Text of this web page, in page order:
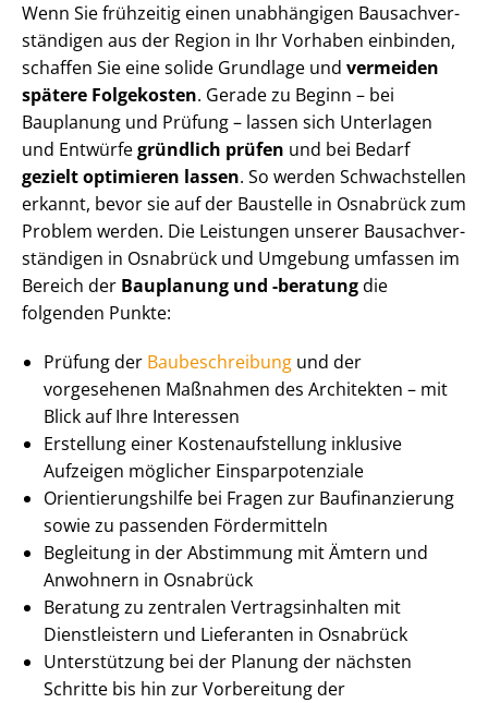
Wenn Sie frühzeitig einen unabhängigen Bau­sach­ver­
stän­di­gen aus der Region in Ihr Vorhaben einbinden,
schaffen Sie eine solide Grundlage und vermeiden
spätere Folgekosten. Gerade zu Beginn – bei
Bauplanung und Prüfung – lassen sich Unterlagen
und Entwürfegründlich prüfen und bei Bedarf
gezielt optimieren lassen. So werden Schwachstellen
erkannt, bevor sie auf der Baustelle in Osnabrück zum
Problem werden. Die Leistungen unserer Bau­sach­ver­
stän­di­gen in Osnabrück und Umgebung umfassen im
Bereich der Bauplanung und -beratungdie
folgenden Punkte:
Prüfung der Baubeschreibung und der
vorgesehenen Maßnahmen des Architekten – mit
Blick auf Ihre Interessen
Erstellung einer Kos­ten­auf­stel­lung inklusive
Aufzeigen möglicher Ein­spar­po­ten­zia­le
Ori­en­tie­rungs­hil­fe bei Fragen zur Baufinanzierung
sowie zu passenden Fördermitteln
Begleitung in der Abstimmung mit Ämtern und
Anwohnern in Osnabrück
Beratung zu zentralen Ver­trags­in­hal­ten mit
Dienstleistern und Lieferanten in Osnabrück
Unterstützung bei der Planung der nächsten
Schritte bis hin zur Vorbereitung der